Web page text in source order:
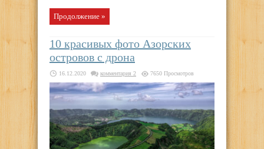
Продолжение »
10 красивых фото Азорских
островов с дрона
16.12.2020 комментария 2 7650 Просмотров